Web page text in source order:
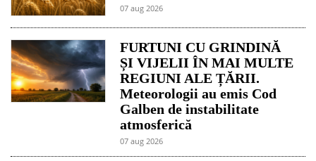
07 aug 2026
FURTUNI CU GRINDINĂ
ȘI VIJELII ÎN MAI MULTE
REGIUNI ALE ȚĂRII.
Meteorologii au emis Cod
Galben de instabilitate
atmosferică
07 aug 2026